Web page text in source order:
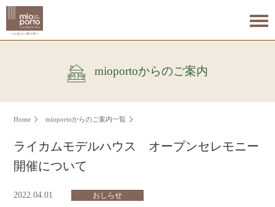
mioportoからのご案内
Home mioportoからのご案内一覧
ライカムモデルハウス オープンセレモニー
開催について
2022.04.01 おしらせ